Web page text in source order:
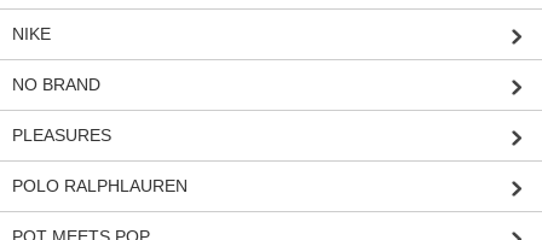
NIKE
NO BRAND
PLEASURES
POLO RALPHLAUREN